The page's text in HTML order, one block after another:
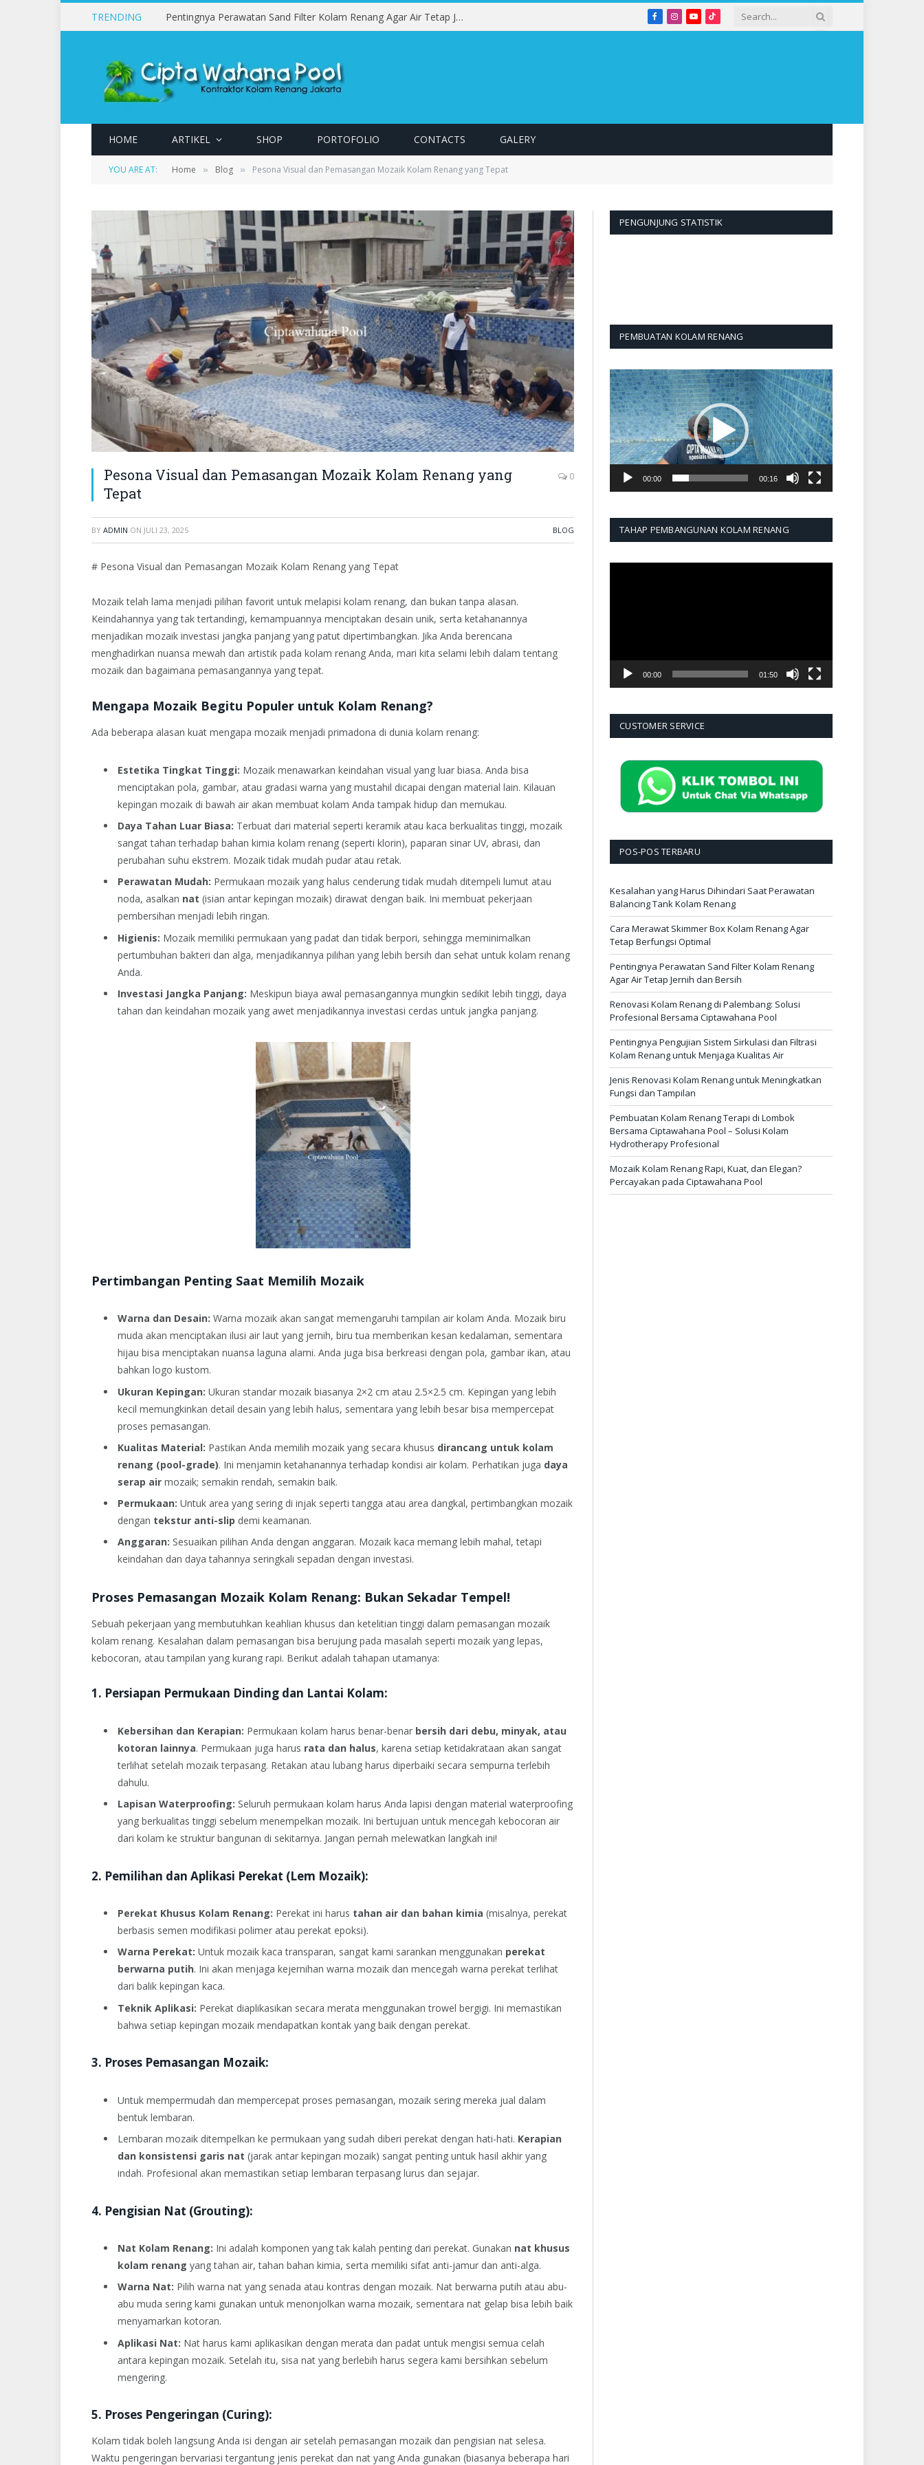
TRENDING Pentingnya Perawatan Sand Filter Kolam Renang Agar Air Tetap Jernih dan Bersih Facebook
Instagram
YouTubeTikTok
HOME ARTIKEL SHOP PORTOFOLIO CONTACTS GALERY
YOU ARE AT: Home » Blog » Pesona Visual dan Pemasangan Mozaik Kolam Renang yang Tepat
Pesona Visual dan Pemasangan Mozaik Kolam Renang yang
Tepat
0
BY ADMIN ON JULI 23, 2025 BLOG
# Pesona Visual dan Pemasangan Mozaik Kolam Renang yang Tepat
Mozaik telah lama menjadi pilihan favorit untuk melapisi kolam renang, dan bukan tanpa alasan.
Keindahannya yang tak tertandingi, kemampuannya menciptakan desain unik, serta ketahanannya
menjadikan mozaik investasi jangka panjang yang patut dipertimbangkan. Jika Anda berencana
menghadirkan nuansa mewah dan artistik pada kolam renang Anda, mari kita selami lebih dalam tentang
mozaik dan bagaimana pemasangannya yang tepat.
Mengapa Mozaik Begitu Populer untuk Kolam Renang?
Ada beberapa alasan kuat mengapa mozaik menjadi primadona di dunia kolam renang:
Estetika Tingkat Tinggi: Mozaik menawarkan keindahan visual yang luar biasa. Anda bisa
menciptakan pola, gambar, atau gradasi warna yang mustahil dicapai dengan material lain. Kilauan
kepingan mozaik di bawah air akan membuat kolam Anda tampak hidup dan memukau.
Daya Tahan Luar Biasa: Terbuat dari material seperti keramik atau kaca berkualitas tinggi, mozaik
sangat tahan terhadap bahan kimia kolam renang (seperti klorin), paparan sinar UV, abrasi, dan
perubahan suhu ekstrem. Mozaik tidak mudah pudar atau retak.
Perawatan Mudah: Permukaan mozaik yang halus cenderung tidak mudah ditempeli lumut atau
noda, asalkan nat (isian antar kepingan mozaik) dirawat dengan baik. Ini membuat pekerjaan
pembersihan menjadi lebih ringan.
Higienis: Mozaik memiliki permukaan yang padat dan tidak berpori, sehingga meminimalkan
pertumbuhan bakteri dan alga, menjadikannya pilihan yang lebih bersih dan sehat untuk kolam renang
Anda.
Investasi Jangka Panjang: Meskipun biaya awal pemasangannya mungkin sedikit lebih tinggi, daya
tahan dan keindahan mozaik yang awet menjadikannya investasi cerdas untuk jangka panjang.
Pertimbangan Penting Saat Memilih Mozaik
Warna dan Desain: Warna mozaik akan sangat memengaruhi tampilan air kolam Anda. Mozaik biru
muda akan menciptakan ilusi air laut yang jernih, biru tua memberikan kesan kedalaman, sementara
hijau bisa menciptakan nuansa laguna alami. Anda juga bisa berkreasi dengan pola, gambar ikan, atau
bahkan logo kustom.
Ukuran Kepingan: Ukuran standar mozaik biasanya 2×2 cm atau 2.5×2.5 cm. Kepingan yang lebih
kecil memungkinkan detail desain yang lebih halus, sementara yang lebih besar bisa mempercepat
proses pemasangan.
Kualitas Material: Pastikan Anda memilih mozaik yang secara khusus dirancang untuk kolam
renang (pool-grade). Ini menjamin ketahanannya terhadap kondisi air kolam. Perhatikan juga daya
serap air mozaik; semakin rendah, semakin baik.
Permukaan: Untuk area yang sering di injak seperti tangga atau area dangkal, pertimbangkan mozaik
dengan tekstur anti-slip demi keamanan.
Anggaran: Sesuaikan pilihan Anda dengan anggaran. Mozaik kaca memang lebih mahal, tetapi
keindahan dan daya tahannya seringkali sepadan dengan investasi.
Proses Pemasangan Mozaik Kolam Renang: Bukan Sekadar Tempel!
Sebuah pekerjaan yang membutuhkan keahlian khusus dan ketelitian tinggi dalam pemasangan mozaik
kolam renang. Kesalahan dalam pemasangan bisa berujung pada masalah seperti mozaik yang lepas,
kebocoran, atau tampilan yang kurang rapi. Berikut adalah tahapan utamanya:
1. Persiapan Permukaan Dinding dan Lantai Kolam:
Kebersihan dan Kerapian: Permukaan kolam harus benar-benar bersih dari debu, minyak, atau
kotoran lainnya. Permukaan juga harus rata dan halus, karena setiap ketidakrataan akan sangat
terlihat setelah mozaik terpasang. Retakan atau lubang harus diperbaiki secara sempurna terlebih
dahulu.
Lapisan Waterproofing: Seluruh permukaan kolam harus Anda lapisi dengan material waterproofing
yang berkualitas tinggi sebelum menempelkan mozaik. Ini bertujuan untuk mencegah kebocoran air
dari kolam ke struktur bangunan di sekitarnya. Jangan pernah melewatkan langkah ini!
2. Pemilihan dan Aplikasi Perekat (Lem Mozaik):
Perekat Khusus Kolam Renang: Perekat ini harus tahan air dan bahan kimia (misalnya, perekat
berbasis semen modifikasi polimer atau perekat epoksi).
Warna Perekat: Untuk mozaik kaca transparan, sangat kami sarankan menggunakan perekat
berwarna putih. Ini akan menjaga kejernihan warna mozaik dan mencegah warna perekat terlihat
dari balik kepingan kaca.
Teknik Aplikasi: Perekat diaplikasikan secara merata menggunakan trowel bergigi. Ini memastikan
bahwa setiap kepingan mozaik mendapatkan kontak yang baik dengan perekat.
3. Proses Pemasangan Mozaik:
Untuk mempermudah dan mempercepat proses pemasangan, mozaik sering mereka jual dalam
bentuk lembaran.
Lembaran mozaik ditempelkan ke permukaan yang sudah diberi perekat dengan hati-hati. Kerapian
dan konsistensi garis nat (jarak antar kepingan mozaik) sangat penting untuk hasil akhir yang
indah. Profesional akan memastikan setiap lembaran terpasang lurus dan sejajar.
4. Pengisian Nat (Grouting):
Nat Kolam Renang: Ini adalah komponen yang tak kalah penting dari perekat. Gunakan nat khusus
kolam renang yang tahan air, tahan bahan kimia, serta memiliki sifat anti-jamur dan anti-alga.
Warna Nat: Pilih warna nat yang senada atau kontras dengan mozaik. Nat berwarna putih atau abu-
abu muda sering kami gunakan untuk menonjolkan warna mozaik, sementara nat gelap bisa lebih baik
menyamarkan kotoran.
Aplikasi Nat: Nat harus kami aplikasikan dengan merata dan padat untuk mengisi semua celah
antara kepingan mozaik. Setelah itu, sisa nat yang berlebih harus segera kami bersihkan sebelum
mengering.
5. Proses Pengeringan (Curing):
Kolam tidak boleh langsung Anda isi dengan air setelah pemasangan mozaik dan pengisian nat selesa.
Waktu pengeringan bervariasi tergantung jenis perekat dan nat yang Anda gunakan (biasanya beberapa hari
PENGUNJUNG STATISTIK
PEMBUATAN KOLAM RENANG
Pemutar
Video
00:00 00:16
TAHAP PEMBANGUNAN KOLAM RENANG
00:00 01:50
CUSTOMER SERVICE
POS-POS TERBARU
Kesalahan yang Harus Dihindari Saat Perawatan
Balancing Tank Kolam Renang
Cara Merawat Skimmer Box Kolam Renang Agar
Tetap Berfungsi Optimal
Pentingnya Perawatan Sand Filter Kolam Renang
Agar Air Tetap Jernih dan Bersih
Renovasi Kolam Renang di Palembang: Solusi
Profesional Bersama Ciptawahana Pool
Pentingnya Pengujian Sistem Sirkulasi dan Filtrasi
Kolam Renang untuk Menjaga Kualitas Air
Jenis Renovasi Kolam Renang untuk Meningkatkan
Fungsi dan Tampilan
Pembuatan Kolam Renang Terapi di Lombok
Bersama Ciptawahana Pool – Solusi Kolam
Hydrotherapy Profesional
Mozaik Kolam Renang Rapi, Kuat, dan Elegan?
Percayakan pada Ciptawahana Pool